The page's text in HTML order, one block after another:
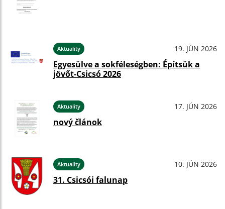
Aktuality 19. JÚN 2026
Egyesülve a sokféleségben: Építsük a
jövőt-Csicsó 2026
Aktuality 17. JÚN 2026
nový článok
Aktuality 10. JÚN 2026
31. Csicsói falunap